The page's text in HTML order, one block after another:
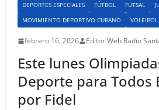
DEPORTES ESPECIALES
FÚTBOL FUTSAL
MOVIMIENTO DEPORTIVO CUBANO
VOLEIBOL
febrero 16, 2026 Editor Web Radio
Este lunes
Deporte para Todos
por Fidel